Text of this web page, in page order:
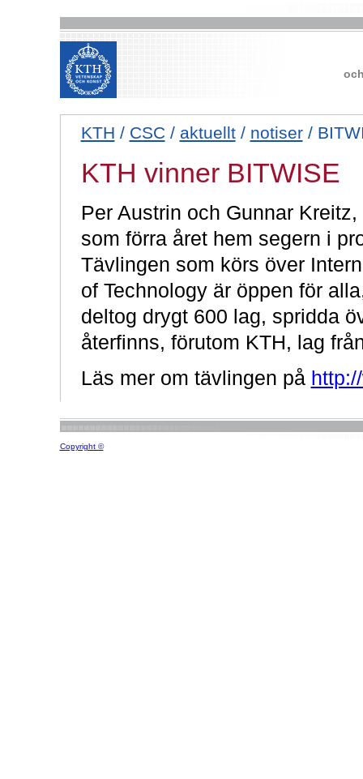
KTH / CSC / aktuellt / notiser/
KTH vinner BITWISE
Per Austrin och Gunnar
som förra året hem segern i
Tävlingen som körs över
of Technology är öppen för
deltog drygt 600 lag, spridda
återfinns, förutom KTH, lag
Läs mer om tävlingen på
Copyright ©